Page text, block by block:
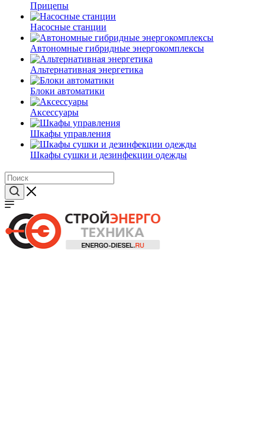
Прицепы
Насосные станции
Автономные гибридные энергокомплексы
Альтернативная энергетика
Блоки автоматики
Аксессуары
Шкафы управления
Шкафы сушки и дезинфекции одежды